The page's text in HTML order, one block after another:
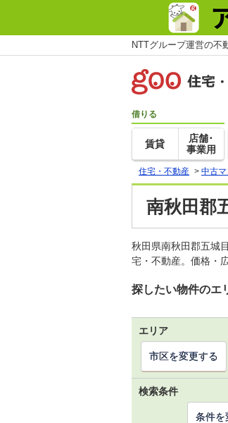
NTTグループ運営の不
借りる
賃貸
店舗･
事業用
住宅・不動産 > 中古
南秋田郡
秋田県南秋田郡五城
宅・不動産。価格・
探したい物件のエ
エリア
市区を変更する
検索条件
条件を